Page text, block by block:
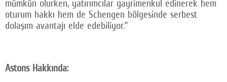
mümkün olurken, yatırımcılar gayrimenkul edinerek hem
oturum hakkı hem de Schengen bölgesinde serbest
dolaşım avantajı elde edebiliyor.”
Astons Hakkında: